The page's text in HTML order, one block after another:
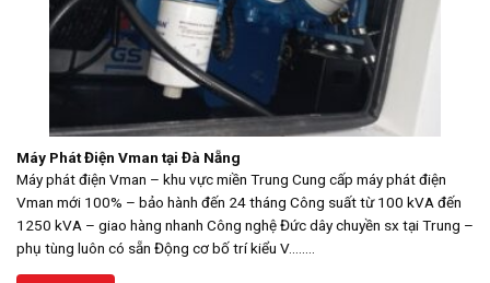
Máy Phát Điện Vman tại Đà Nẵng
Máy phát điện Vman – khu vực miền Trung Cung cấp máy phát điện
Vman mới 100% – bảo hành đến 24 tháng Công suất từ 100 kVA đến
1250 kVA – giao hàng nhanh Công nghệ Đức dây chuyền sx tại Trung –
phụ tùng luôn có sẵn Động cơ bố trí kiểu V........